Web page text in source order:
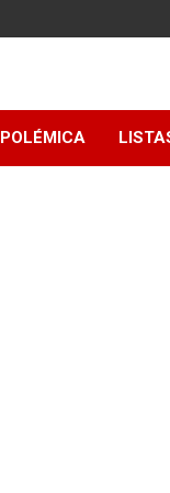
POLÉMICA